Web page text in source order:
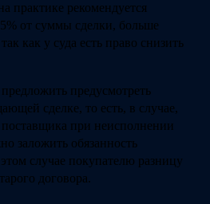
практике рекомендуется
от суммы сделки, больше
как у суда есть право снизить
предусмотреть
сделке, то есть, в случае,
поставщика при неисполнении
заложить обязанность
случае покупателю разницу
договора.